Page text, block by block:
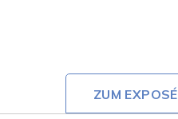
ZUM EXPOSÉ